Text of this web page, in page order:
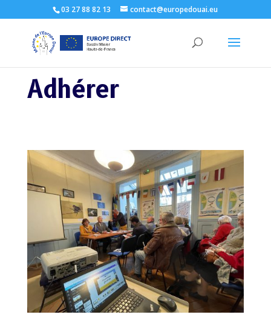
03 27 88 82 13 contact@europedouai.eu
Adhérer